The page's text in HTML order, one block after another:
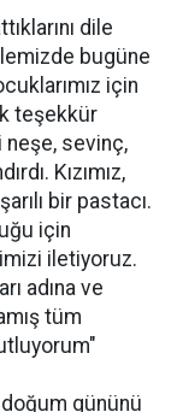
dile
bugüne
için
teşekkür
neşe, sevinç,
Kızımız,
bir pastacı.
için
iletiyoruz.
adına ve
tüm
gününü